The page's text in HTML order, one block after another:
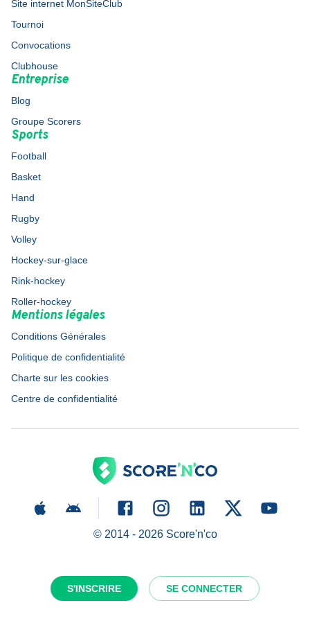
S'INSCRIRE SE CONNECTER
Site internet MonSiteClub
Tournoi
Convocations
Clubhouse
Entreprise
Blog
Groupe Scorers
Sports
Football
Basket
Hand
Rugby
Volley
Hockey-sur-glace
Rink-hockey
Roller-hockey
Mentions légales
Conditions Générales
Politique de confidentialité
Charte sur les cookies
Centre de confidentialité
© 2014 - 2026Score'n'co